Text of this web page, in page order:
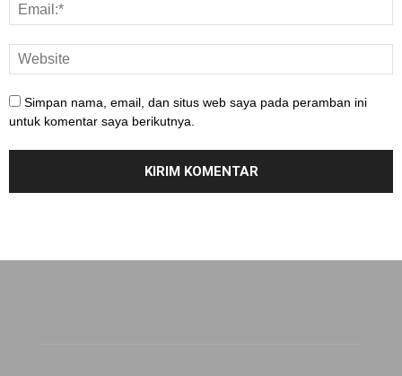
Simpan nama, email, dan situs web saya pada peramban ini
untuk komentar saya berikutnya.